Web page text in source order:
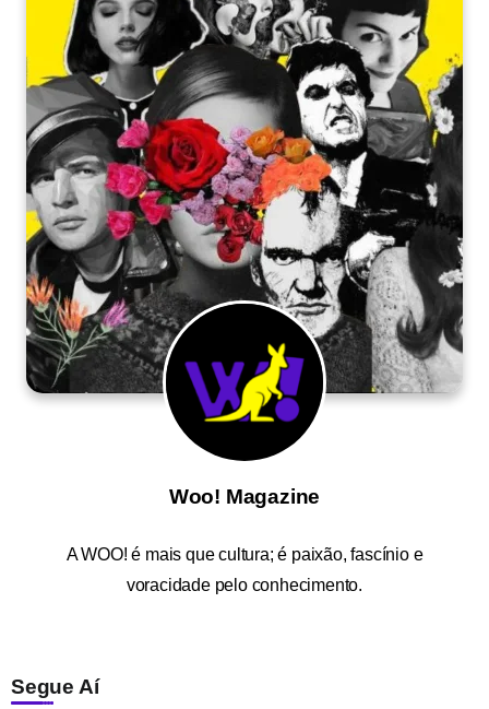
Woo! Magazine
AWOO! é mais que cultura; é paixão, fascínio e
voracidade pelo conhecimento.
Segue Aí